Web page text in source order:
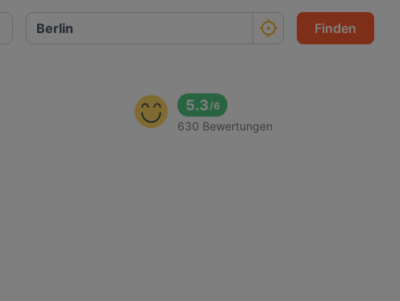
Finden
5.3/6
630 Bewertungen